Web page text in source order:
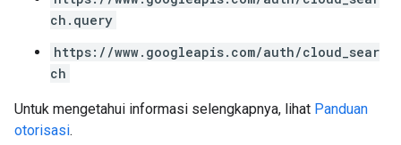
ch.query
https://www.googleapis.com/auth/cloud_sear
ch
Untuk mengetahui informasi selengkapnya, lihat Panduan
otorisasi.